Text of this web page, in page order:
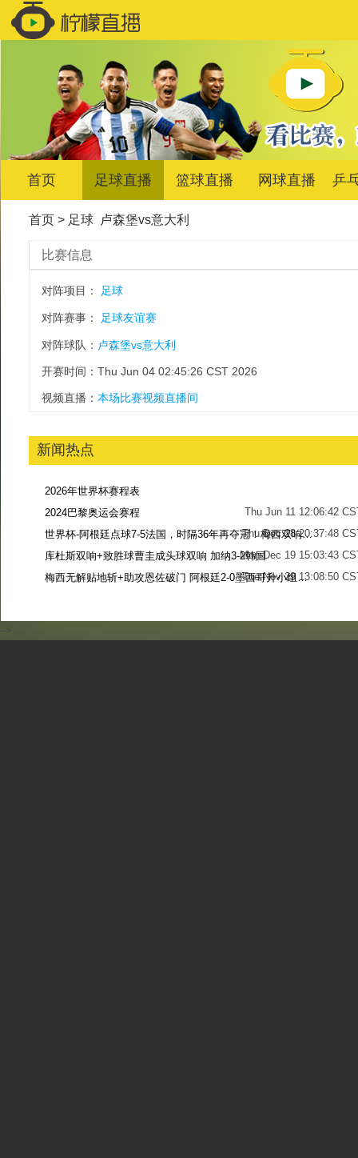
首页 足球直播 篮球直播 网球直播 乒
首页> 足球 卢森堡vs意大利
比赛信息
对阵项目： 足球
对阵赛事： 足球友谊赛
对阵球队： 卢森堡vs意大利
开赛时间：Thu Jun 04 02:45:26 CST 2026
视频直播： 本场比赛视频直播间
新闻热点
2026年世界杯赛程表
Thu Jun 11 12:06:42
2024巴黎奥运会赛程
Thu Dec 28 20:37:48
世界杯-阿根廷点球7-5法国，时隔36年再夺冠！梅西双响姆巴佩戴帽
Mon Dec 19 15:03:43
库杜斯双响+致胜球曹圭成头球双响 加纳3-2韩国
Tue Nov 29 13:08:50
梅西无解贴地斩+助攻恩佐破门 阿根廷2-0墨西哥升小组第二